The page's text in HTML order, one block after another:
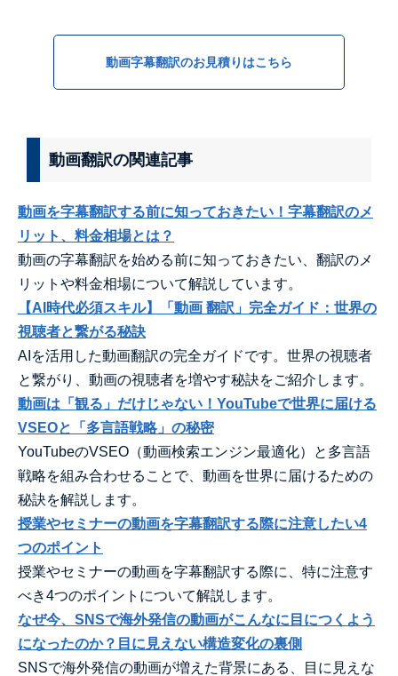
動画字幕翻訳のお見積りはこちら
動画翻訳の関連記事
動画を字幕翻訳する前に知っておきたい！字幕翻訳のメ
リット、料金相場とは？
動画の字幕翻訳を始める前に知っておきたい、翻訳のメ
リットや料金相場について解説しています。
【AI時代必須スキル】「動画 翻訳」完全ガイド：世界の
視聴者と繋がる秘訣
AIを活用した動画翻訳の完全ガイドです。世界の視聴者
と繋がり、動画の視聴者を増やす秘訣をご紹介します。
動画は「観る」だけじゃない！YouTubeで世界に届ける
VSEOと「多言語戦略」の秘密
YouTubeのVSEO（動画検索エンジン最適化）と多言語
戦略を組み合わせることで、動画を世界に届けるための
秘訣を解説します。
授業やセミナーの動画を字幕翻訳する際に注意したい4
つのポイント
授業やセミナーの動画を字幕翻訳する際に、特に注意す
べき4つのポイントについて解説します。
なぜ今、SNSで海外発信の動画がこんなに目につくよう
になったのか？目に見えない構造変化の裏側
SNSで海外発信の動画が増えた背景にある、目に見えな